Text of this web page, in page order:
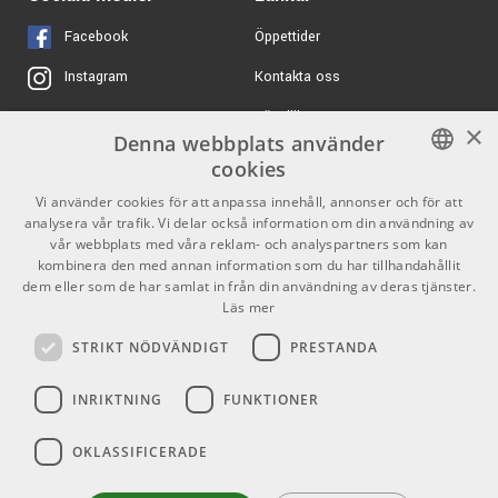
iSF4U 4U Studio flyer
ARTIKELNUMMER 1059943
Gator GRB-4U
Notbelysning
ARTIKELNUMMER 1060224
Gator Molded Bass
Case with LED Light
1840 kr
Facebook
Instagram
X
Youtube
TikTok
Öppettider
Kontakta oss
Köpvillkor
Butiken
Varumärken
GDPR & Cookies
Kontakt
Info
Mån-Fre: 10.00-18.00
Helgdagar
SWEDISH
ENGLISH
×
Denna webbplats använder
cookies
Vi använder cookies för att anpassa innehåll, annonser och för att
analysera vår trafik. Vi delar också information om din användning av
vår webbplats med våra reklam- och analyspartners som kan
kombinera den med annan information som du har tillhandahållit
dem eller som de har samlat in från din användning av deras tjänster.
Läs mer
STRIKT NÖDVÄNDIGT PRESTANDA
INRIKTNING FUNKTIONER
OKLASSIFICERADE